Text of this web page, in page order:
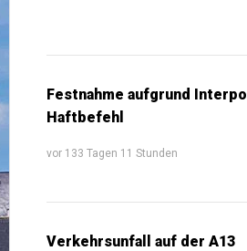
Festnahme aufgrund Interpol
Haftbefehl
vor 133 Tagen 11 Stunden
Verkehrsunfall auf der A13